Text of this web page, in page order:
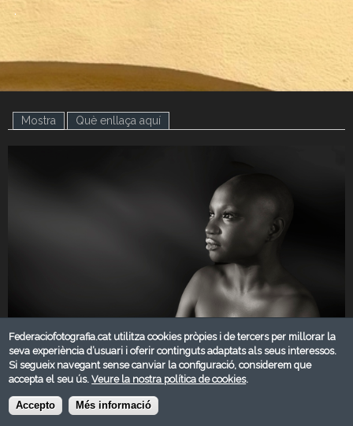
.
Mostra (pestanya activa)
Què enllaça aquí
Federaciofotografia.cat utilitza cookies pròpies i de tercers per millorar la
seva experiència d’usuari i oferir continguts adaptats als seus interessos.
Si segueix navegant sense canviar la configuració, considerem que
accepta el seu ús.Veure la nostra política de cookies.
Accepto Més informació